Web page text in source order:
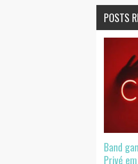
POSTS
Band
Privé